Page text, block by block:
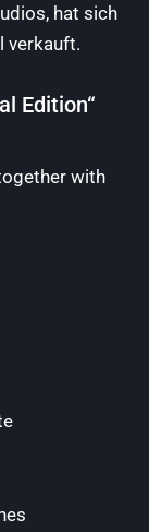
hat sich
verkauft.
Edition“
with